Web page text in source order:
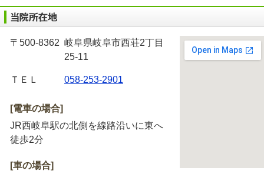
〒500-8362 岐阜県岐阜市西荘2丁目
25-11
ＴＥＬ 058-253-2901
[電車の場合]
JR西岐阜駅の北側を線路沿いに東へ
徒歩2分
[車の場合]